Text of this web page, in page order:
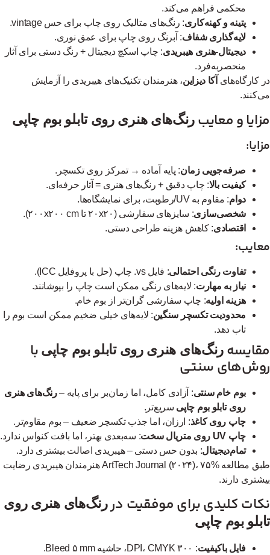
محکمی فراهم می‌کند.
پتینه و کهنه‌کاری: رنگ‌های متالیک روی چاپ برای حس vintage.
لایه‌گذاری شفاف: آبرنگ روی چاپ برای عمق نوری.
دیجیتال-هنری هیبریدی: چاپ اسکچ دیجیتال + رنگ دستی برای آثار
منحصربه‌فرد.
کارگاه‌هایآکا دیزاین، هنرمندان تکنیک‌های هیبریدی را آزمایش
و معایبرنگ‌های هنری روی تابلو بوم چاپی
صرفه‌جویی زمان: پایه آماده → تمرکز روی تکسچر.
کیفیت بالا: چاپ دقیق + رنگ‌های هنری = آثار حرفه‌ای.
دوام : مقاوم به UV/رطوبت، برای نمایشگاه‌ها.
شخصی‌سازی: سایزهای سفارشی (۲۰x۲۰ تا ۲۰۰x۲۰۰ cm).
اقتصادی: کاهش هزینه طراحی دستی.
تفاوت رنگی احتمالی: فایل vs. چاپ (حل با پروفایل ICC).
نیاز به مهارت: لایه‌های رنگی ممکن است چاپ را بپوشانند.
هزینه اولیه: چاپ سفارشی گران‌تر از بوم خام.
محدودیت تکسچر سنگین: لایه‌های خیلی ضخیم ممکن است بوم را
تاب دهد.
رنگ‌های هنری روی تابلو بوم چاپیبا
سنتی
بوم خام سنتی: آزادی کامل، اما زمان‌بر برای پایه –رنگ‌های هنری
روی تابلو بوم چاپیسریع‌تر.
چاپ روی کاغذ: ارزان، اما جذب تکسچر ضعیف – بوم مقاوم‌تر.
چاپ UV روی متریال سخت
: سه‌بعدی بهتر، اما بافت کنواس ندارد.
تمام‌دیجیتال: بدون حس دستی – هیبریدی اصالت بیشتری دارد.
طبق مطالعه ArtTech Journal (۲۰۲۴)، ۷۵% هنرمندان هیبریدی رضایت
دارند.
کلیدی برای موفقیت دررنگ‌های هنری روی
بوم چاپی
فایل باکیفیت: ۳۰۰ DPI، CMYK، حاشیه Bleed ۵ mm.